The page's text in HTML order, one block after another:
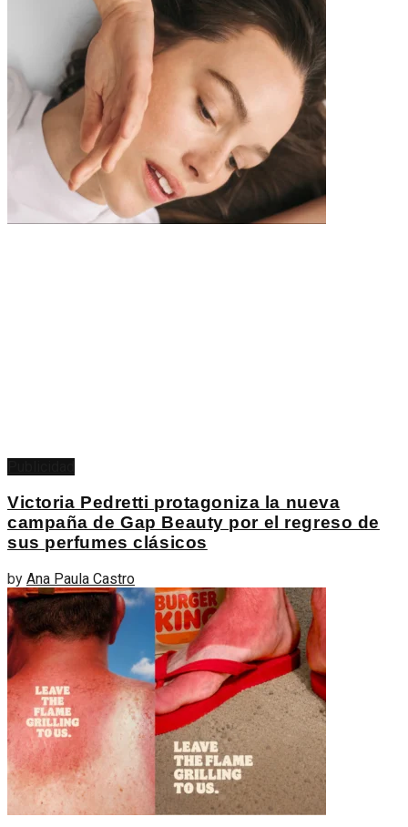
Victoria Pedretti protagoniza la nueva
campaña de Gap Beauty por el regreso de
sus perfumes clásicos
by Ana Paula Castro